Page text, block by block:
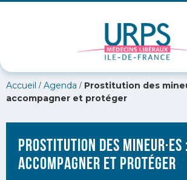
Accueil / Agenda / Prostitution des
accompagner et protéger
Prostitution des
accompagner et protéger